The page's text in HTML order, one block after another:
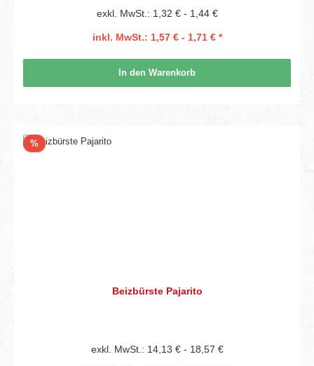
exkl. MwSt.: 1,32 € - 1,44 €
inkl. MwSt.: 1,57 € - 1,71 € *
In den Warenkorb
%Rabatt
Beizbürste Pajarito
exkl. MwSt.: 14,13 € - 18,57 €